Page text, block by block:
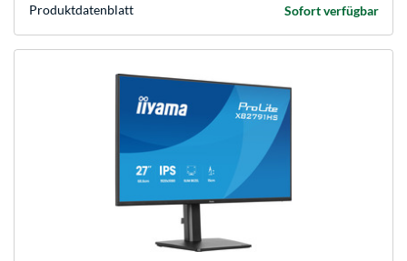
Sofort verfügbar
Produkt­datenblatt